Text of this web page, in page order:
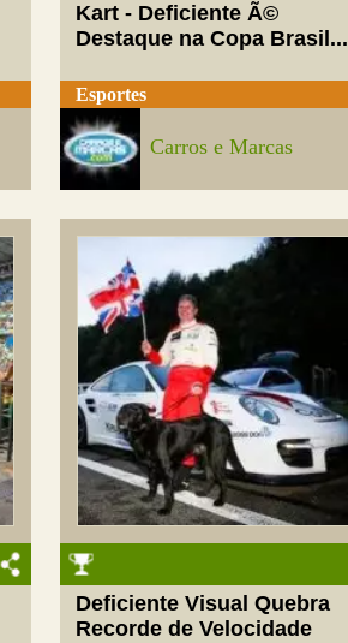
Kart - Deficiente Ã©
Destaque na Copa Brasil...
Esportes
Carros e Marcas
Deficiente Visual Quebra
Recorde de Velocidade